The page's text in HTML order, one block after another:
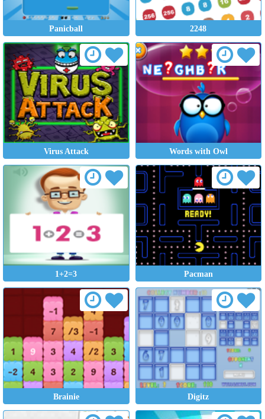
Panicball 2248
Virus Attack Words with Owl
1+2=3 Pacman
Brainie Digitz